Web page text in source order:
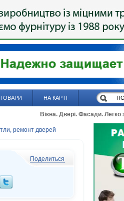
ТОВАРИ НА КАРТІ
Вікна. Двері. Фасади.
ремонт дверей
Поделиться